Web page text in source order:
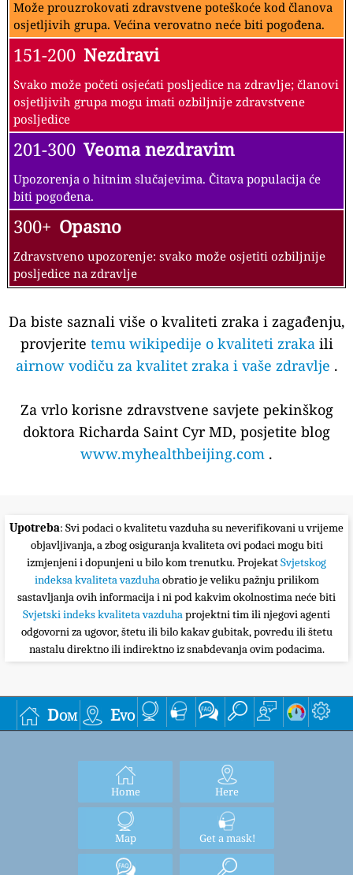
Može prouzrokovati zdravstvene poteškoće kod članova
osjetljivih grupa. Većina verovatno neće biti pogođena.
151-200 Nezdravi
Svako može početi osjećati posljedice na zdravlje; članovi
osjetljivih grupa mogu imati ozbiljnije zdravstvene
posljedice
201-300 Veoma nezdravim
Upozorenja o hitnim slučajevima. Čitava populacija će
biti pogođena.
300+ Opasno
Zdravstveno upozorenje: svako može osjetiti ozbiljnije
posljedice na zdravlje
Da biste saznali više o kvaliteti zraka i zagađenju,
provjerite temu wikipedije o kvaliteti zrakaili
airnow vodiču za kvalitet zraka i vaše zdravlje .
Za vrlo korisne zdravstvene savjete pekinškog
doktora Richarda Saint Cyr MD, posjetite blog
www.myhealthbeijing.com .
Upotreba: Svi podaci o kvalitetu vazduha su neverifikovani u vrijeme
objavljivanja, a zbog osiguranja kvaliteta ovi podaci mogu biti
izmjenjeni i dopunjeni u bilo kom trenutku. ProjekatSvjetskog
indeksa kvaliteta vazduhaobratio je veliku pažnju prilikom
sastavljanja ovih informacija i ni pod kakvim okolnostima neće biti
Svjetski indeks kvaliteta vazduhaprojektni tim ili njegovi agenti
odgovorni za ugovor, štetu ili bilo kakav gubitak, povredu ili štetu
nastalu direktno ili indirektno iz snabdevanja ovim podacima.
Dom Evo
Home Here
Map Get a mask!